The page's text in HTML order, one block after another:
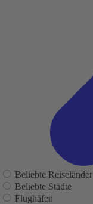
Beliebte Reiseländer
Beliebte Städte
Flughäfen